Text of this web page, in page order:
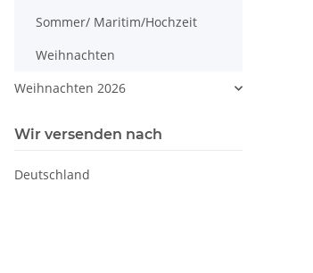
Sommer/ Maritim/Hochzeit
Weihnachten
Weihnachten 2026
Wir versenden nach
Deutschland